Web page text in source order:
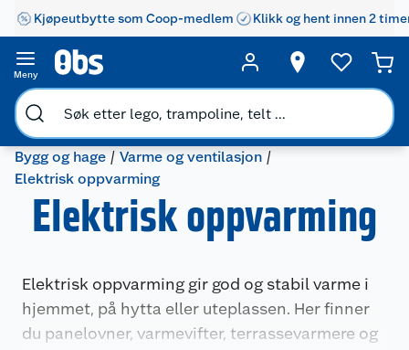
Kjøpeutbytte som Coop-medlem Klikk og hent innen 2
Meny
Bygg og hage
Varme og ventilasjon
Elektrisk oppvarming
Elektrisk oppvarming
Elektrisk oppvarming gir god og stabil varme i
hjemmet, på hytta eller uteplassen. Her finner
du panelovner, varmevifter, terrassevarmere og